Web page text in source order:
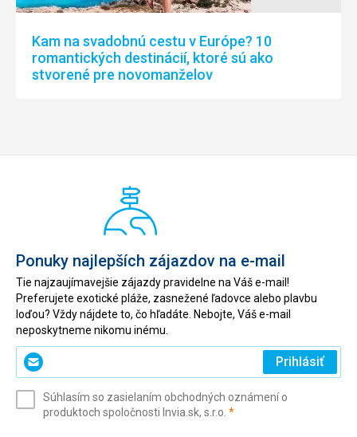
Kam na svadobnú cestu v Európe? 10
romantických destinácií, ktoré sú ako
stvorené pre novomanželov
Ponuky najlepších zájazdov na e-mail
Tie najzaujímavejšie zájazdy pravidelne na Váš e-mail!
Preferujete exotické pláže, zasnežené ľadovce alebo plavbu
loďou? Vždy nájdete to, čo hľadáte. Nebojte, Váš e-mail
neposkytneme nikomu inému.
Zadajte
svoj
(povinné)
Prihlásiť
Súhlasím so zasielaním obchodných oznámení o
produktoch spoločnosti Invia.sk, s.r.o. *(povinné)